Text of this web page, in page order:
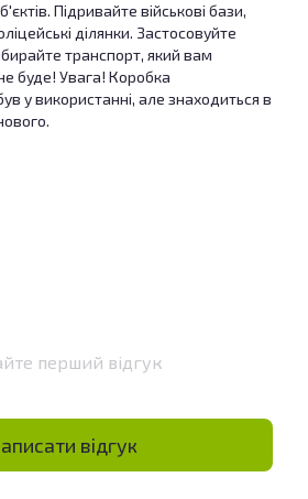
Підривайте військові бази,
ділянки. Застосовуйте
транспорт, який вам
буде! Увага! Коробка
у використанні, але знаходиться в
перший відгук
відгук